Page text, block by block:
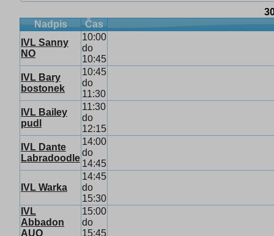
Nadpis
Čas
IVL Sanny
NO
10:00
do
10:45
IVL Bary
bostonek
10:45
do
11:30
IVL Bailey
pudl
11:30
do
12:15
IVL Dante
Labradoodle
14:00
do
14:45
IVL Warka
14:45
do
15:30
IVL
Abbadon
AUO
15:00
do
15:45